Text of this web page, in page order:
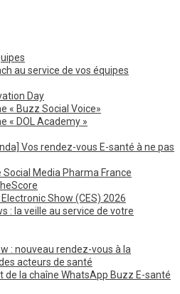
au service de vos équipes
Day
« Buzz Social Voice»
« DOL Academy »
Vos rendez-vous E-santé à ne pas
Social Media Pharma France
Show (CES) 2026
: la veille au service de votre
: nouveau rendez-vous à la
acteurs de santé
de la chaîne WhatsApp Buzz E-santé